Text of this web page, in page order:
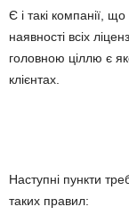
Є і такі компанії,
наявності всіх
головною ціллю є
клієнтах.
Наступні пункти
таких правил: